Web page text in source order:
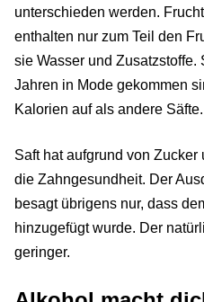
unterschieden werden.
enthalten nur zum Teil den
sie Wasser und
Jahren in Mode gekommen
Kalorien auf als andere Säfte.
Saft hat aufgrund von
die Zahngesundheit. Der
besagt übrigens nur, dass
hinzugefügt wurde. Der
geringer.